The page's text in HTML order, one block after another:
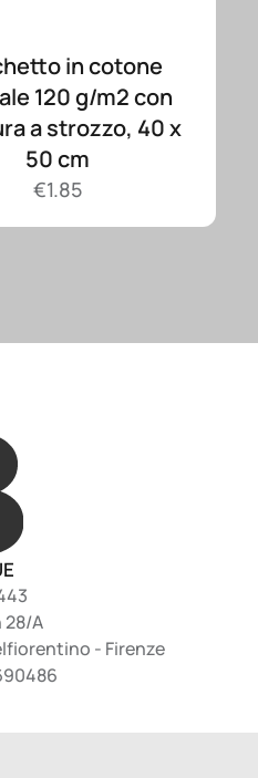
in cotone
120 g/m2 con
a strozzo, 40 x
50 cm
€1.85
28/A
- Firenze